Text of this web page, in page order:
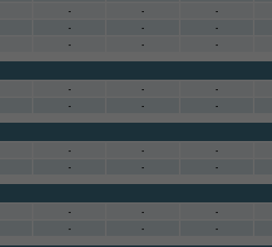
- - -
- - -
- - -
- - -
- - -
- - -
- - -
- - -
- - -